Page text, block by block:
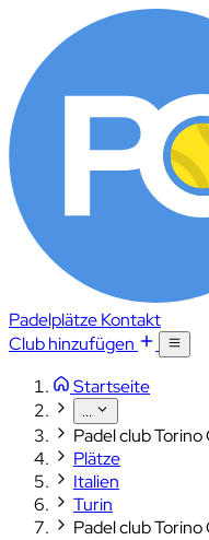
PadelplätzeKontakt
Club hinzufügen
Startseite
...
Padel club
Plätze
Italien
Turin
Padel club